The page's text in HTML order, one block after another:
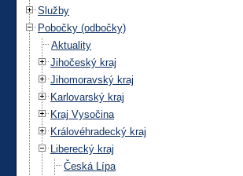
Služby
Pobočky (odbočky)
Aktuality
Jihočeský kraj
Jihomoravský kraj
Karlovarský kraj
Kraj Vysočina
Královéhradecký kraj
Liberecký kraj
Česká Lípa